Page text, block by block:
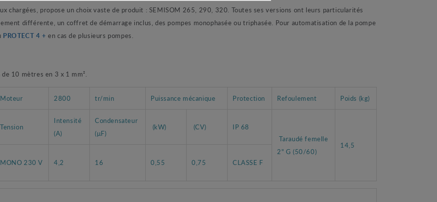
propose un choix vaste de produit : SEMISOM 265, 290, 320. Toutes ses versions ont leurs particularités
différente, un coffret de démarrage inclus, des pompes monophasée ou triphasée. Pour automatisation de la pompe
PROTECT 4 + en cas de plusieurs pompes.
10 mètres en 3 x 1 mm².
Moteur 2800 tr/min Puissance mécanique Protection Refoulement Poids (kg)
Tension
Intensité
(A)
Condensateur
(µF)
(kW) (CV)
IP 68
Taraudé femelle
2" G (50/60)
14,5
MONO 230 V 4,2 16 0,55 0,75 CLASSE F